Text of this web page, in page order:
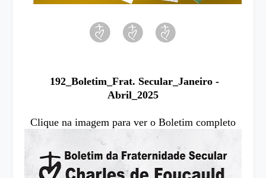
192_Boletim_Frat. Secular_Janeiro -
Abril_2025
Clique na imagem para ver o Boletim completo